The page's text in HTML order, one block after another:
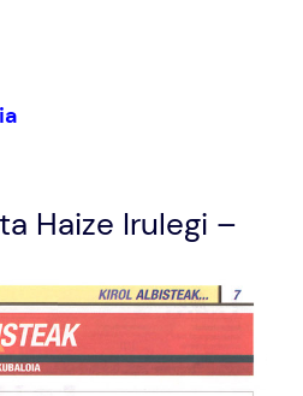
Haize Irulegi –